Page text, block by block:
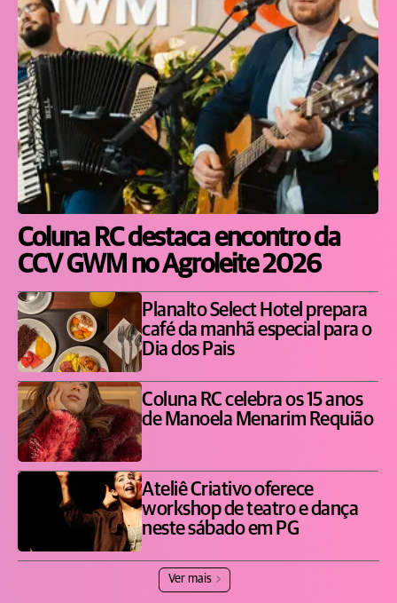
Coluna RC destaca encontro da
CCV GWM no Agroleite 2026
Planalto Select Hotel prepara
café da manhã especial para o
Dia dos Pais
Coluna RC celebra os 15 anos
de Manoela Menarim Requião
Ateliê Criativo oferece
workshop de teatro e dança
neste sábado em PG
Ver mais